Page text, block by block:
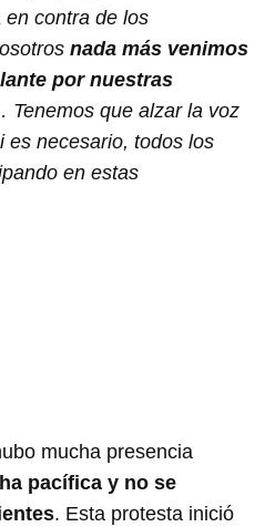
en contra de los
nada más venimos
por nuestras
Tenemos que alzar la voz
es necesario, todos los
en estas
mucha presencia
pacífica y no se
. Esta protesta inició